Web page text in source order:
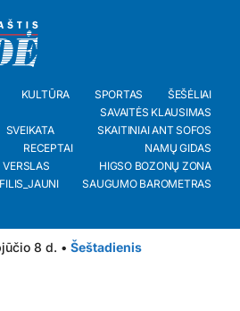
KULTŪRA SPORTAS
ŠEŠĖLIAI
SAVAITĖS KLAUSIMAS
SVEIKATA
SKAITINIAI ANT SOFOS
RECEPTAI
NAMŲ GIDAS
VERSLAS
HIGSO BOZONŲ ZONA
SAUGUMO BAROMETRAS
8 d. • Šeštadienis